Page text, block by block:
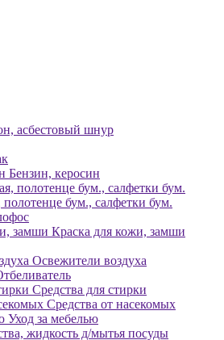
асбестовый шнур
Бензин, керосин
полотенце бум., салфетки бум.
Краска для кожи, замши
Освежители воздуха
Средства для стирки
Средства от насекомых
Уход за мебелью